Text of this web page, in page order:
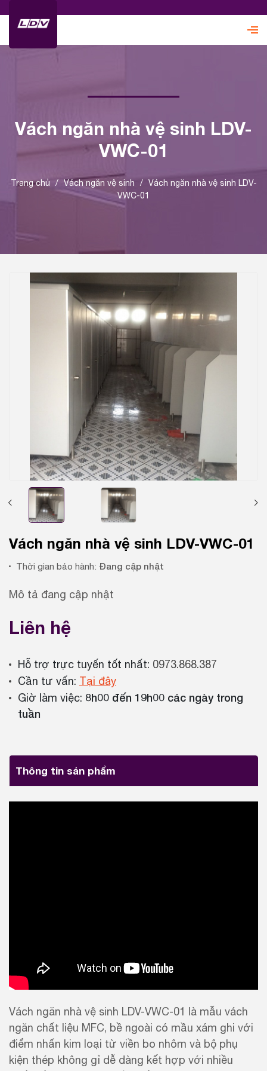
Vách ngăn nhà vệ sinh LDV-
VWC-01
Trang chủ / Vách ngăn vệ sinh / Vách ngăn nhà vệ sinh LDV-
VWC-01
Vách ngăn nhà vệ sinh LDV-VWC-01
Thời gian bảo hành: Đang cập nhật
Mô tả đang cập nhật
Liên hệ
Hỗ trợ trực tuyến tốt nhất: 0973.868.387
Cần tư vấn: Tại đây
Giờ làm việc: 8h00 đến 19h00 các ngày trong
tuần
Thông tin sản phẩm
Vách ngăn nhà vệ sinh LDV-VWC-01 là mẫu vách
ngăn chất liệu MFC, bề ngoài có mầu xám ghi với
điểm nhấn kim loại từ viền bo nhôm và bộ phụ
kiện thép không gỉ dễ dàng kết hợp với nhiều